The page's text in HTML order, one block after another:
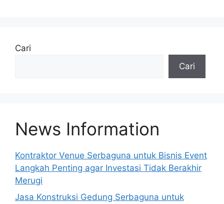
e
v
e
Cari
Cari
News Information
Kontraktor Venue Serbaguna untuk Bisnis Event
Langkah Penting agar Investasi Tidak Berakhir
Merugi
Jasa Konstruksi Gedung Serbaguna untuk